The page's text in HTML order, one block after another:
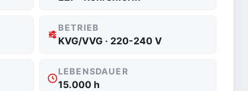
BETRIEB
KVG/VVG · 220-240 V
LEBENSDAUER
15.000 h